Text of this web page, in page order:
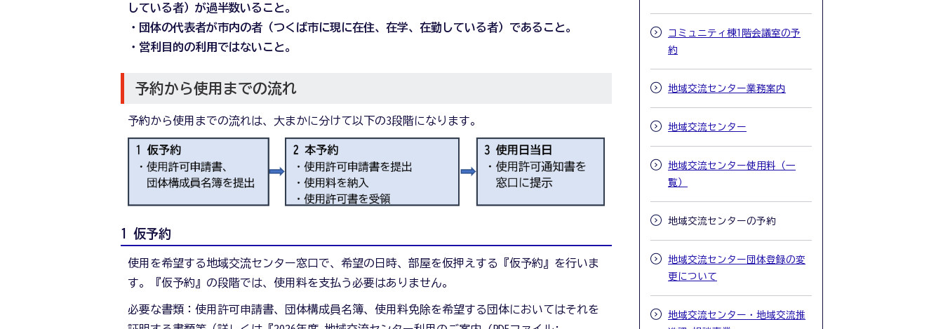
している者）が過半数いること。
・団体の代表者が市内の者（つくば市に現に在住、在学、在勤している者）であること。
・営利目的の利用ではないこと。
予約から使用までの流れ
予約から使用までの流れは、大まかに分けて以下の3段階になります。
1 仮予約
使用を希望する地域交流センター窓口で、希望の日時、部屋を仮押えする『仮予約』を行いま
す。『仮予約』の段階では、使用料を支払う必要はありません。
必要な書類：使用許可申請書、団体構成員名簿、使用料免除を希望する団体においてはそれを
コミュニティ棟1階会議室の予
約
地域交流センター業務案内
地域交流センター
地域交流センター使用料（一
覧）
地域交流センターの予約
地域交流センター団体登録の変
更について
地域交流センター・地域交流推